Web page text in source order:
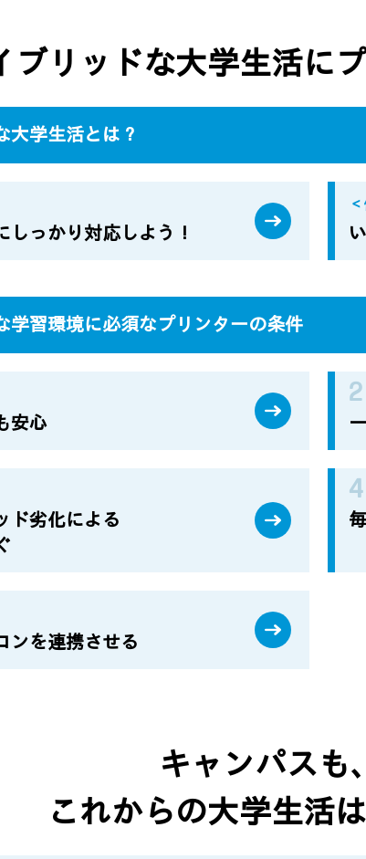
ブリッドな大学生活に
大学生活とは？
しっかり対応しよう！
学習環境に必須なプリンターの条件
安心
ド劣化による
ンを連携させる
キャンパスも
これからの大学生活